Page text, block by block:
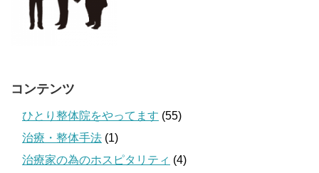
コンテンツ
ひとり整体院をやってます (55)
治療・整体手法 (1)
治療家の為のホスピタリティ (4)